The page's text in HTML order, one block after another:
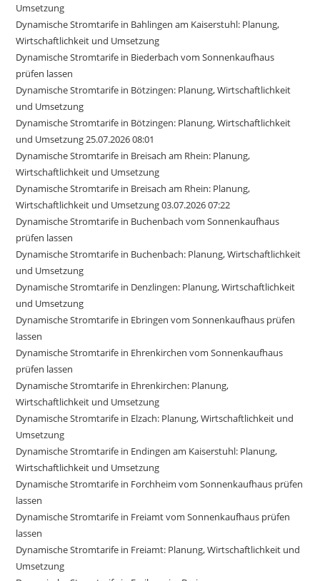
Umsetzung
Dynamische Stromtarife in Bahlingen am Kaiserstuhl: Planung,
Wirtschaftlichkeit und Umsetzung
Dynamische Stromtarife in Biederbach vom Sonnenkaufhaus
prüfen lassen
Dynamische Stromtarife in Bötzingen: Planung, Wirtschaftlichkeit
und Umsetzung
Dynamische Stromtarife in Bötzingen: Planung, Wirtschaftlichkeit
und Umsetzung 25.07.2026 08:01
Dynamische Stromtarife in Breisach am Rhein: Planung,
Wirtschaftlichkeit und Umsetzung
Dynamische Stromtarife in Breisach am Rhein: Planung,
Wirtschaftlichkeit und Umsetzung 03.07.2026 07:22
Dynamische Stromtarife in Buchenbach vom Sonnenkaufhaus
prüfen lassen
Dynamische Stromtarife in Buchenbach: Planung, Wirtschaftlichkeit
und Umsetzung
Dynamische Stromtarife in Denzlingen: Planung, Wirtschaftlichkeit
und Umsetzung
Dynamische Stromtarife in Ebringen vom Sonnenkaufhaus prüfen
lassen
Dynamische Stromtarife in Ehrenkirchen vom Sonnenkaufhaus
prüfen lassen
Dynamische Stromtarife in Ehrenkirchen: Planung,
Wirtschaftlichkeit und Umsetzung
Dynamische Stromtarife in Elzach: Planung, Wirtschaftlichkeit und
Umsetzung
Dynamische Stromtarife in Endingen am Kaiserstuhl: Planung,
Wirtschaftlichkeit und Umsetzung
Dynamische Stromtarife in Forchheim vom Sonnenkaufhaus prüfen
lassen
Dynamische Stromtarife in Freiamt vom Sonnenkaufhaus prüfen
lassen
Dynamische Stromtarife in Freiamt: Planung, Wirtschaftlichkeit und
Umsetzung